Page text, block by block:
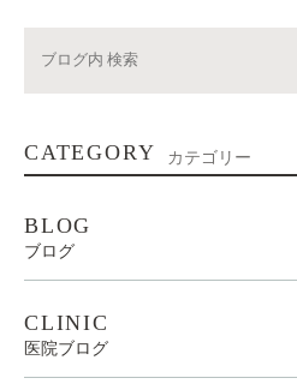
CATEGORY カテゴリー
BLOG
ブログ
CLINIC
医院ブログ